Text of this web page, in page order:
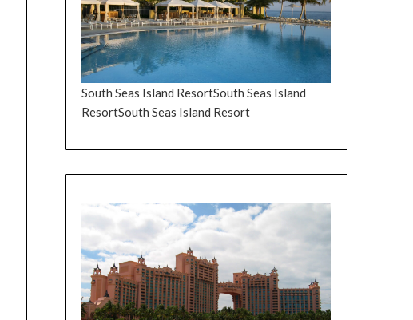
South Seas Island ResortSouth Seas Island
ResortSouth Seas Island Resort